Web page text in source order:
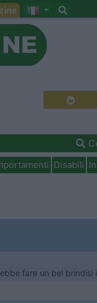
Disabili
fare un bel brindisi